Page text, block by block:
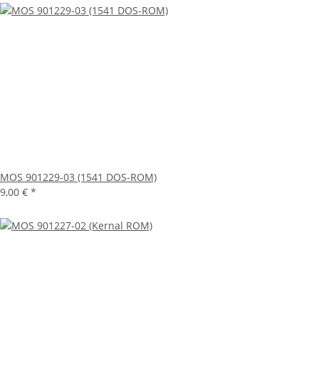
MOS 901229-03 (1541 DOS-ROM)
9,00 € *